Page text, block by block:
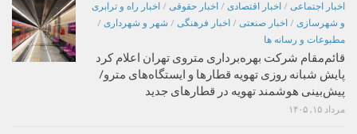
اخبار اجتماعی / اخبار اقتصادی / اخبار حقوقی / اخبار راه و ترابری
و شهرسازی / اخبار صنعتی / اخبار فرهنگی / شهر و شهرداری /
مطبوعات و رسانه ها
قائم‌مقام شرکت بهره‌برداری متروی تهران اعلام کرد
پایش شبانه روزی تهویه قطارها و ایستگاه‌های مترو/
پیش‌بینی هوشمند تهویه در قطارهای جدید
مرداد ۱۵, ۱۴۰۵